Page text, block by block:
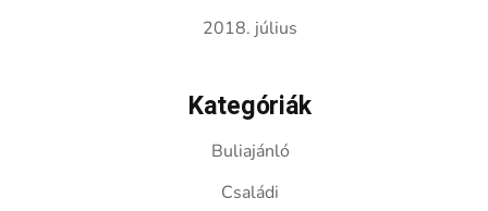
2018. július
Kategóriák
Buliajánló
Családi